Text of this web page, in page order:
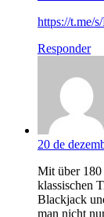
https://t.me/
Responder
20 de
Mit über 180
klassischen
Blackjack
man nicht